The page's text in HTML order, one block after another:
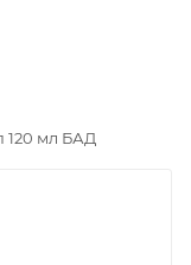
120 мл БАД